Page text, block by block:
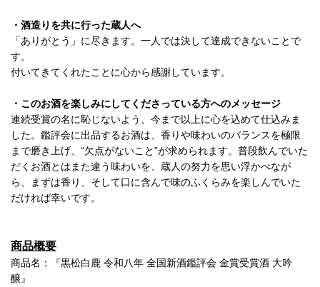
・酒造りを共に行った蔵人へ
「ありがとう」に尽きます。一人では決して達成できないことで
す。
付いてきてくれたことに心から感謝しています。
・このお酒を楽しみにしてくださっている方へのメッセージ
連続受賞の名に恥じないよう、今まで以上に心を込めて仕込みま
した。鑑評会に出品するお酒は、香りや味わいのバランスを極限
まで磨き上げ、“欠点がないこと”が求められます。普段飲んでいた
だくお酒とはまた違う味わいを、蔵人の努力を思い浮かべなが
ら、まずは香り、そして口に含んで味のふくらみを楽しんでいた
だければ幸いです。
商品概要
商品名：『黒松白鹿 令和八年 全国新酒鑑評会 金賞受賞酒 大吟
醸』